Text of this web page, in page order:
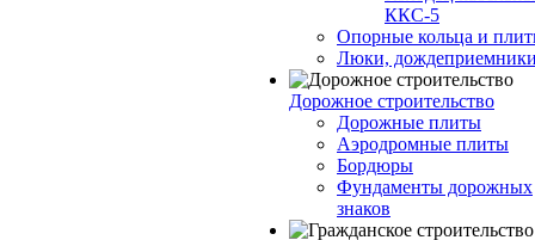
ККС-5
Опорные кольца и
Люки,
Дорожное строительство
Дорожные плиты
Аэродромные плиты
Бордюры
Фундаменты дорожных
знаков